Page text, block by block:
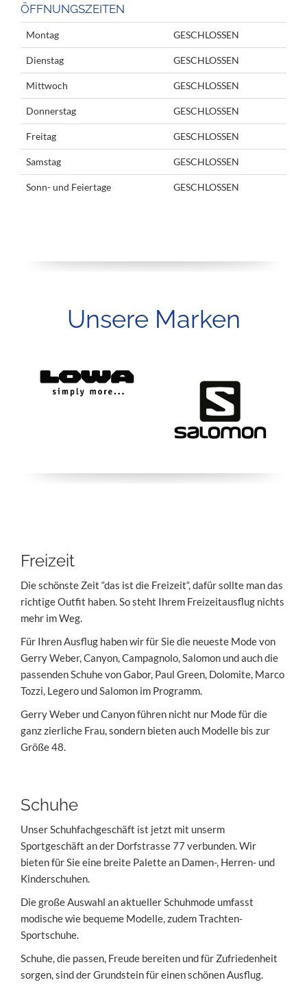
ÖFFNUNGSZEITEN
Montag GESCHLOSSEN
Dienstag GESCHLOSSEN
Mittwoch GESCHLOSSEN
Donnerstag GESCHLOSSEN
Freitag GESCHLOSSEN
Samstag GESCHLOSSEN
Sonn- und Feiertage GESCHLOSSEN
Unsere Marken
Freizeit
Die schönste Zeit “das ist die Freizeit“, dafür sollte man das
richtige Outfit haben. So steht Ihrem Freizeitausflug nichts
mehr im Weg.
Für Ihren Ausflug haben wir für Sie die neueste Mode von
Gerry Weber, Canyon, Campagnolo, Salomon und auch die
passenden Schuhe von Gabor, Paul Green, Dolomite, Marco
Tozzi, Legero und Salomon im Programm.
Gerry Weber und Canyon führen nicht nur Mode für die
ganz zierliche Frau, sondern bieten auch Modelle bis zur
Größe 48.
Schuhe
Unser Schuhfachgeschäft ist jetzt mit unserm
Sportgeschäft an der Dorfstrasse 77 verbunden. Wir
bieten für Sie eine breite Palette an Damen-, Herren- und
Kinderschuhen.
Die große Auswahl an aktueller Schuhmode umfasst
modische wie bequeme Modelle, zudem Trachten-
Sportschuhe.
Schuhe, die passen, Freude bereiten und für Zufriedenheit
sorgen, sind der Grundstein für einen schönen Ausflug.